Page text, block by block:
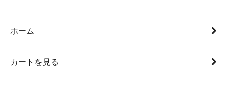
ホーム
カートを見る